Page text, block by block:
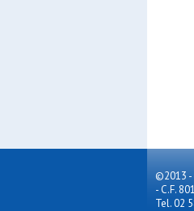
©2013 -
- C.F.
Tel. 02